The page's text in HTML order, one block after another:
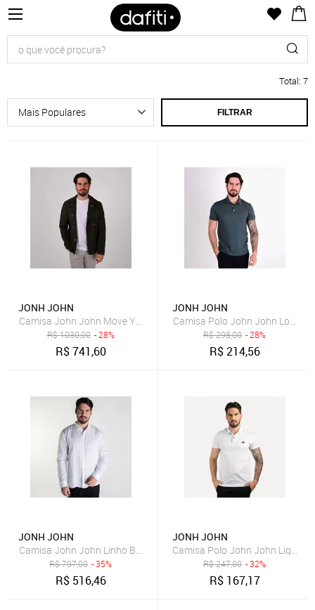
Total: 7
FILTRAR
JONH JOHN
Camisa John John Move Yourself Verde Militar
R$1030,00 - 28%
R$741,60
JONH JOHN
Camisa Polo John John Logo
R$298,00 - 28%
R$214,56
JONH JOHN
Camisa John John Linho Branca
R$797,00 - 35%
R$ 516,46
JONH JOHN
Camisa Polo John John Light
R$247,00 - 32%
R$ 167,17